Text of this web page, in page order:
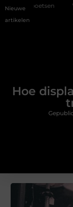
Nieuwe
artikelen
Vind jouw
Hoe